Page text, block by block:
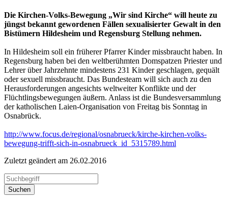
Die Kirchen-Volks-Bewegung „Wir sind Kirche“ will heute zu
jüngst bekannt gewordenen Fällen sexualisierter Gewalt in den
Bistümern Hildesheim und Regensburg Stellung nehmen.
In Hildesheim soll ein früherer Pfarrer Kinder missbraucht haben. In
Regensburg haben bei den weltberühmten Domspatzen Priester und
Lehrer über Jahrzehnte mindestens 231 Kinder geschlagen, gequält
oder sexuell missbraucht. Das Bundesteam will sich auch zu den
Herausforderungen angesichts weltweiter Konflikte und der
Flüchtlingsbewegungen äußern. Anlass ist die Bundesversammlung
der katholischen Laien-Organisation von Freitag bis Sonntag in
Osnabrück.
http://www.focus.de/regional/osnabrueck/kirche-kirchen-volks-
bewegung-trifft-sich-in-osnabrueck_id_5315789.html
Zuletzt geändert am 26­.02.2016
Suchen